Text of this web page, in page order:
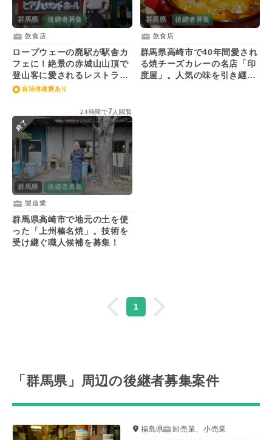
群馬県 後継者募集
飲食店
ロープウェーの廃駅が駅舎カ
フェに！絶景の赤城山山頂で
登山客に愛されるレストラン
の後継者を募集！
自治体連携あり
群馬県 後継者募集
飲食店
群馬県高崎市で40年間愛され
る焼チーズカレーの名店「印
度屋」。人気の味を引き継ぐ
24時間で7 人閲覧
終了
群馬県 後継者募集
製造業
群馬県高崎市で地元の土を使
った「上州榛名焼」。技術を
受け継ぐ職人候補を募集！
1
「群馬県」周辺の後継者募集案件
福島県 卸売業、小売業